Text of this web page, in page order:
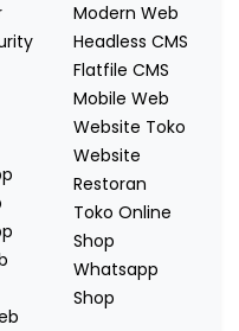
Modern Web
Headless CMS
Flatfile CMS
Mobile Web
Website Toko
Website
Restoran
Toko Online
Shop
Whatsapp
Shop